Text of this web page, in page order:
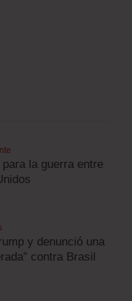
la guerra entre
y denunció una
contra Brasil